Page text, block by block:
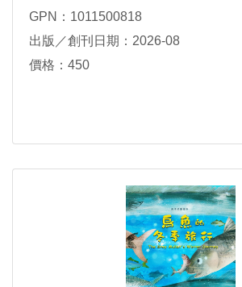
GPN：1011500818
出版／創刊日期：2026-08
價格：450